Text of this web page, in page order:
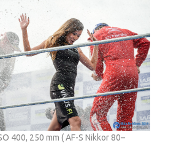
400, 250 mm ( AF-S Nikkor 80–